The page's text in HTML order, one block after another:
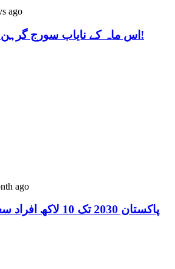
ago
اس ماہ کے نایاب سورج گرہن سے متعلق بڑی خبر!
ago
پاکستان 2030 تک 10 لاکھ افراد سعودی عرب بھیجے گا